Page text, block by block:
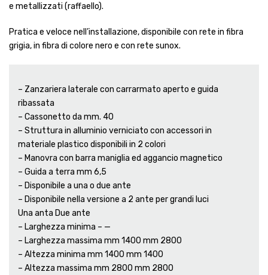
e metallizzati (raffaello).
Pratica e veloce nell’installazione, disponibile con rete in fibra
grigia, in fibra di colore nero e con rete sunox.
– Zanzariera laterale con carrarmato aperto e guida
ribassata
– Cassonetto da mm. 40
– Struttura in alluminio verniciato con accessori in
materiale plastico disponibili in 2 colori
– Manovra con barra maniglia ed aggancio magnetico
– Guida a terra mm 6,5
– Disponibile a una o due ante
– Disponibile nella versione a 2 ante per grandi luci
Una anta Due ante
– Larghezza minima – —
– Larghezza massima mm 1400 mm 2800
– Altezza minima mm 1400 mm 1400
– Altezza massima mm 2800 mm 2800